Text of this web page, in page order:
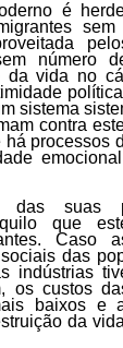
é
número
da vida no
sistema
contra
processos
das suas
que
Caso
das
indústrias
os custos
baixos e
da